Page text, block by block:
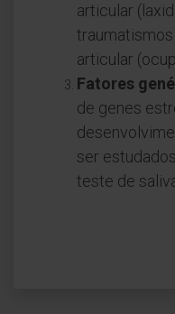
articular
articular
Fatores
de genes
ser
teste de